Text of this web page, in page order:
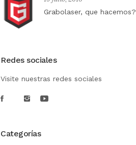
Grabolaser, que hacemos?
Redes sociales
Visite nuestras redes sociales
Categorías